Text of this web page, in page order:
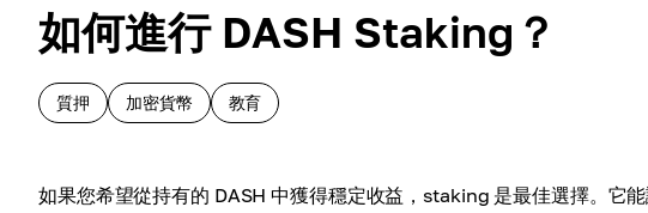
如何進行 DASH Staking？
質押 加密貨幣 教育
如果您希望從持有的 DASH 中獲得穩定收益，staking 是最佳選擇。它